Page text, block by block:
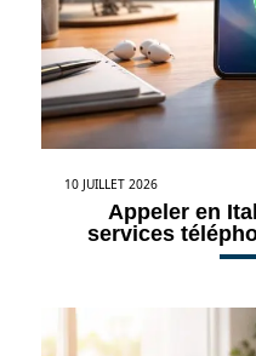
10 JUILLET 2026
Appeler en
services